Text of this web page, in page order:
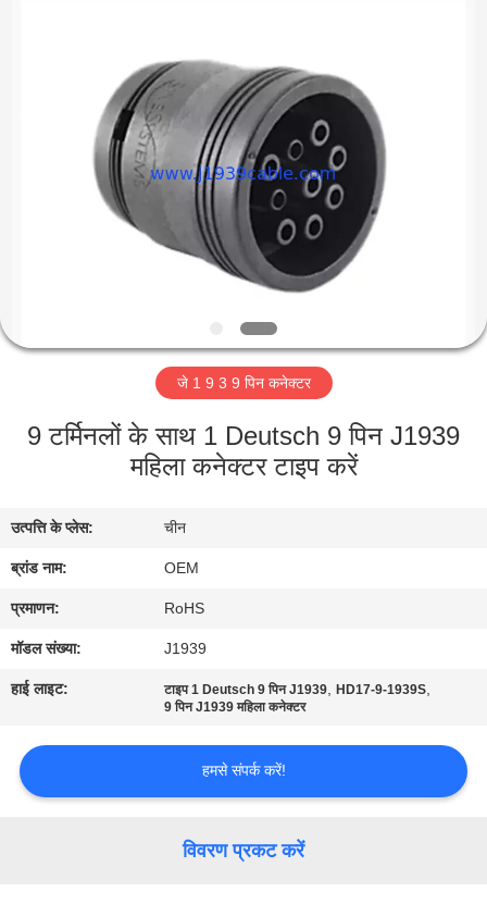
में
भ्रमण
नियंत्रण
संपर्क
करें
उद्धरण
की
जे 1 9 3 9 पिन कनेक्टर
9 टर्मिनलों के साथ 1 Deutsch 9 पिन J1939
महिला कनेक्टर टाइप करें
उत्पत्ति के प्लेस: चीन
ब्रांड नाम: OEM
प्रमाणन: RoHS
मॉडल संख्या: J1939
हाई लाइट: टाइप 1 Deutsch 9 पिन J1939,HD17-9-1939S,
9 पिन J1939 महिला कनेक्टर
हमसे संपर्क करें!
विवरण प्रकट करें